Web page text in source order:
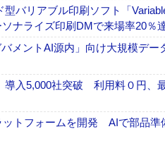
バリアブル印刷ソフト「
ナライズ印刷DMで来場率20％
メントAI源内」向け大規模デ
入5,000社突破 利用料０円、
トフォームを開発 AIで部品準